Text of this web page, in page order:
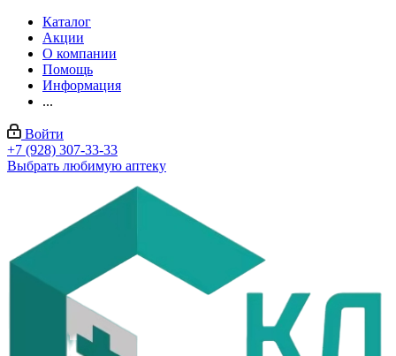
Каталог
Акции
О компании
Помощь
Информация
...
Войти
+7 (928) 307-33-33
Выбрать любимую аптеку